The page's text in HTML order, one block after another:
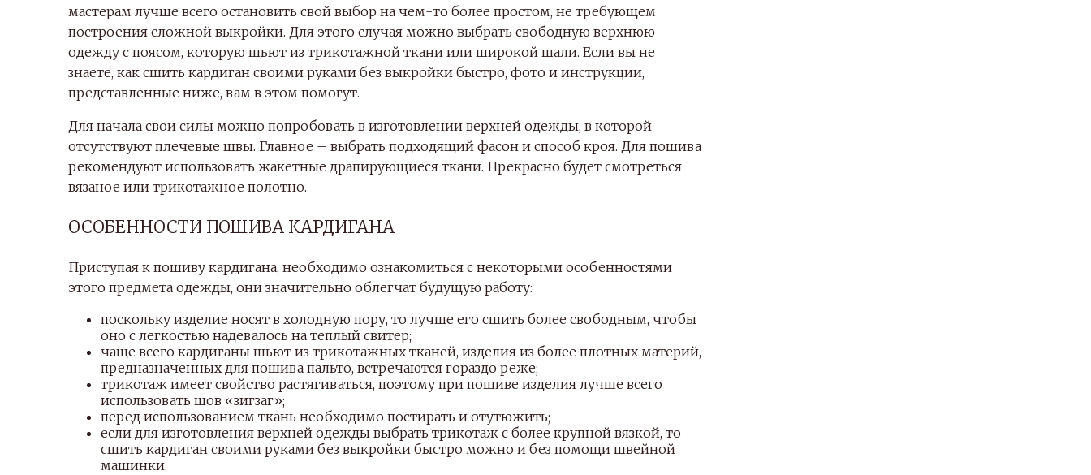
мастерам лучше всего остановить свой выбор на чем-то более простом, не требующем
построения сложной выкройки. Для этого случая можно выбрать свободную верхнюю
одежду с поясом, которую шьют из трикотажной ткани или широкой шали. Если вы не
знаете, как сшить кардиган своими руками без выкройки быстро, фото и инструкции,
представленные ниже, вам в этом помогут.
Для начала свои силы можно попробовать в изготовлении верхней одежды, в которой
отсутствуют плечевые швы. Главное – выбрать подходящий фасон и способ кроя. Для пошива
рекомендуют использовать жакетные драпирующиеся ткани. Прекрасно будет смотреться
вязаное или трикотажное полотно.
ОСОБЕННОСТИ ПОШИВА КАРДИГАНА
Приступая к пошиву кардигана, необходимо ознакомиться с некоторыми особенностями
этого предмета одежды, они значительно облегчат будущую работу:
поскольку изделие носят в холодную пору, то лучше его сшить более свободным, чтобы
оно с легкостью надевалось на теплый свитер;
чаще всего кардиганы шьют из трикотажных тканей, изделия из более плотных материй,
предназначенных для пошива пальто, встречаются гораздо реже;
трикотаж имеет свойство растягиваться, поэтому при пошиве изделия лучше всего
использовать шов «зигзаг»;
перед использованием ткань необходимо постирать и отутюжить;
если для изготовления верхней одежды выбрать трикотаж с более крупной вязкой, то
сшить кардиган своими руками без выкройки быстро можно и без помощи швейной
машинки.